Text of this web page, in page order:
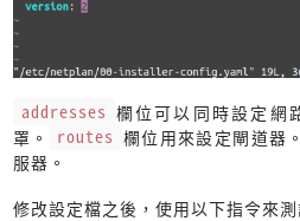
addresses 欄位可以同時設定網
罩。
routes 欄位用來設定閘道器。
服器。
修改設定檔之後，使用以下指令來